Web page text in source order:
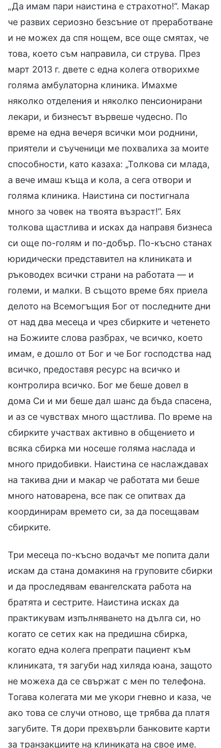
„Да имам пари наистина е страхотно!“. Макар
че развих сериозно безсъние от преработване
и не можех да спя нощем, все още смятах, че
това, което съм направила, си струва. През
март 2013 г. двете с една колега отворихме
голяма амбулаторна клиника. Имахме
няколко отделения и няколко пенсионирани
лекари, и бизнесът вървеше чудесно. По
време на една вечеря всички мои роднини,
приятели и съученици ме похвалиха за моите
способности, като казаха: „Толкова си млада,
а вече имаш къща и кола, а сега отвори и
голяма клиника. Наистина си постигнала
много за човек на твоята възраст!“. Бях
толкова щастлива и исках да направя бизнеса
си още по-голям и по-добър. По-късно станах
юридически представител на клиниката и
ръководех всички страни на работата — и
големи, и малки. В същото време бях приела
делото на Всемогъщия Бог от последните дни
от над два месеца и чрез сбирките и четенето
на Божиите слова разбрах, че всичко, което
имам, е дошло от Бог и че Бог господства над
всичко, предоставя ресурс на всичко и
контролира всичко. Бог ме беше довел в
дома Си и ми беше дал шанс да бъда спасена,
и аз се чувствах много щастлива. По време на
сбирките участвах активно в общението и
всяка сбирка ми носеше голяма наслада и
много придобивки. Наистина се наслаждавах
на такива дни и макар че работата ми беше
много натоварена, все пак се опитвах да
координирам времето си, за да посещавам
сбирките.
Три месеца по-късно водачът ме попита дали
искам да стана домакиня на груповите сбирки
и да проследявам евангелската работа на
братята и сестрите. Наистина исках да
практикувам изпълняването на дълга си, но
когато се сетих как на предишна сбирка,
когато една колега препрати пациент към
клиниката, тя загуби над хиляда юана, защото
не можеха да се свържат с мен по телефона.
Тогава колегата ми ме укори гневно и каза, че
ако това се случи отново, ще трябва да платя
загубите. Тя дори прехвърли банковите карти
за транзакциите на клиниката на свое име.